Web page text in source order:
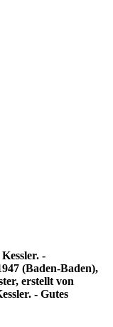
-
(Baden-Baden),
erstellt von
- Gutes